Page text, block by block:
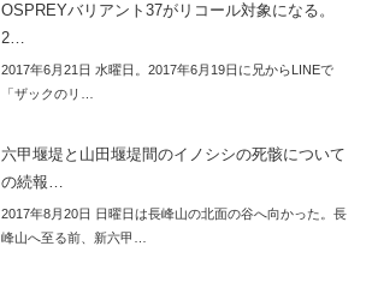
OSPREYバリアント37がリコール対象になる。
2…
2017年6月21日 水曜日。2017年6月19日に兄からLINEで
「ザックのリ…
六甲堰堤と山田堰堤間のイノシシの死骸について
の続報…
2017年8月20日 日曜日は長峰山の北面の谷へ向かった。長
峰山へ至る前、新六甲…